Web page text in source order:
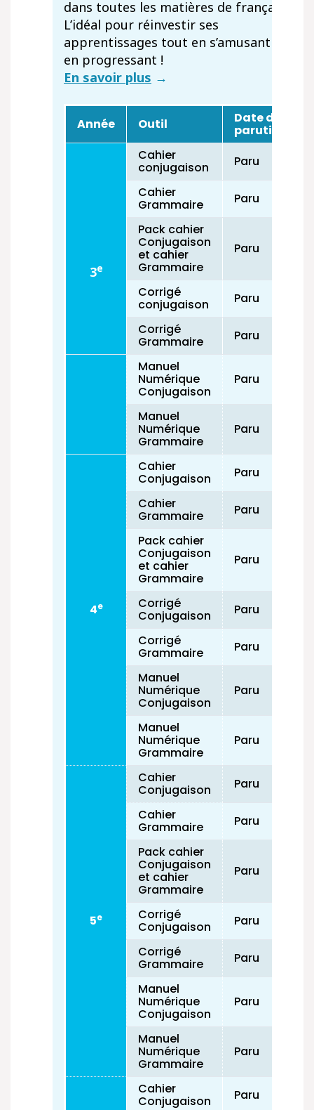
dans toutes les matières de français.
L’idéal pour réinvestir ses
apprentissages tout en s’amusant et
en progressant !
En savoir plus →
Année Outil Date de
parution
3e
Cahier
conjugaison
Paru
Cahier
Grammaire
Paru
Pack cahier
Conjugaison
et cahier
Grammaire
Paru
Corrigé
conjugaison
Paru
Corrigé
Grammaire
Paru
Manuel
Numérique
Conjugaison
Paru
Manuel
Numérique
Grammaire
Paru
4e
Cahier
Conjugaison
Paru
Cahier
Grammaire
Paru
Pack cahier
Conjugaison
et cahier
Grammaire
Paru
Corrigé
Conjugaison
Paru
Corrigé
Grammaire
Paru
Manuel
Numérique
Conjugaison
Paru
Manuel
Numérique
Grammaire
Paru
5e
Cahier
Conjugaison
Paru
Cahier
Grammaire
Paru
Pack cahier
Conjugaison
et cahier
Grammaire
Paru
Corrigé
Conjugaison
Paru
Corrigé
Grammaire
Paru
Manuel
Numérique
Conjugaison
Paru
Manuel
Numérique
Grammaire
Paru
Cahier
Conjugaison
Paru